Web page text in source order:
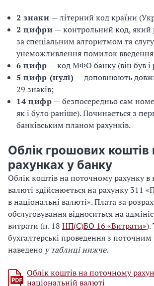
2 знаки — літерний код країни
2 цифри — контрольний код, який
за спеціальним алгоритмом та
унеможливлення помилок
6 цифр — код МФО банку (він був і
5 цифр (нулі) — доповнюють
29 знаків;
14 цифр — безпосередньо сам
як і було раніше). Починається з
банківським планом рахунків.
Облік грошових коштів
рахунках у банку
Облік коштів на поточному рахунку в
валюті здійснюється на рахунку 311
в національні валюті». Плата за
обслуговування відноситься на
витрати (п. 18 НП(С)БО 16 «Витрати»).
бухгалтерські проведення з
наведено у таблиці нижче.
Облік коштів на поточному
національній валюті